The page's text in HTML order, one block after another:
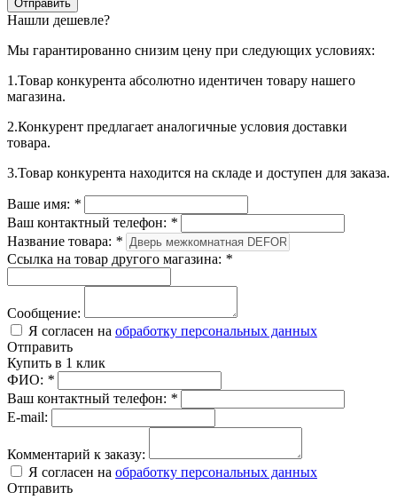
Нашли дешевле?
Мы гарантированно снизим цену при следующих условиях:
1.Товар конкурента абсолютно идентичен товару нашего
магазина.
2.Конкурент предлагает аналогичные условия доставки
товара.
3.Товар конкурента находится на складе и доступен для заказа.
Ваше имя: *
Ваш контактный телефон: *
Название товара: *
Ссылка на товар другого магазина: *
Сообщение:
Я согласен на обработку персональных данных
Отправить
Купить в 1 клик
ФИО: *
Ваш контактный телефон: *
E-mail:
Комментарий к заказу:
Я согласен на обработку персональных данных
Отправить